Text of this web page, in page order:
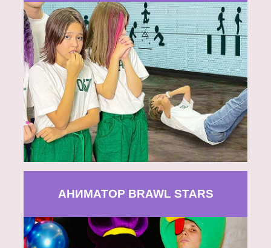
АНИМАТОР BRAWL STARS